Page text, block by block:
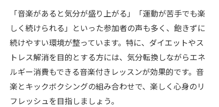
「音楽があると気分が盛り上がる」「運動が苦手でも楽
しく続けられる」といった参加者の声も多く、飽きずに
続けやすい環境が整っています。特に、ダイエットやス
トレス解消を目的とする方には、気分転換しながらエネ
ルギー消費もできる音楽付きレッスンが効果的です。音
楽とキックボクシングの組み合わせで、楽しく心身のリ
フレッシュを目指しましょう。